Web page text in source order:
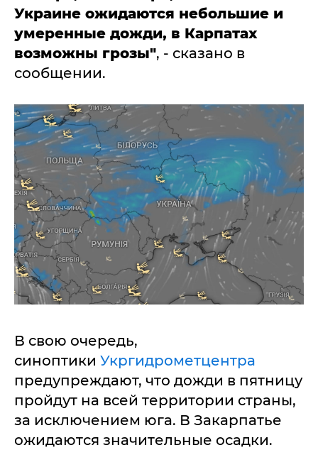
Украине ожидаются небольшие и
умеренные дожди, в Карпатах
возможны грозы", - сказано в
сообщении.
В свою очередь,
синоптики Укргидрометцентра
предупреждают, что дожди в пятницу
пройдут на всей территории страны,
за исключением юга. В Закарпатье
ожидаются значительные осадки.